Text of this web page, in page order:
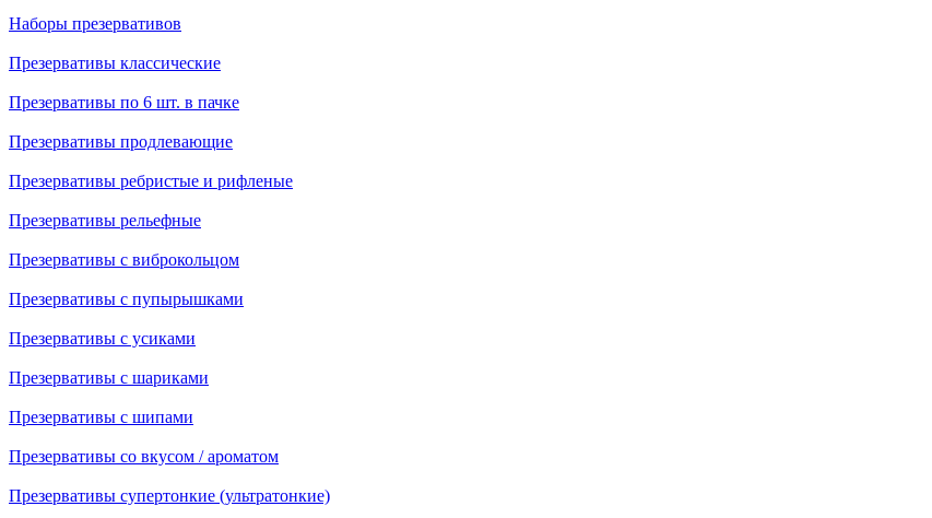
Наборы презервативов
Презервативы классические
Презервативы по 6 шт. в пачке
Презервативы продлевающие
Презервативы ребристые и рифленые
Презервативы рельефные
Презервативы с виброкольцом
Презервативы с пупырышками
Презервативы с усиками
Презервативы с шариками
Презервативы с шипами
Презервативы со вкусом / ароматом
Презервативы супертонкие (ультратонкие)